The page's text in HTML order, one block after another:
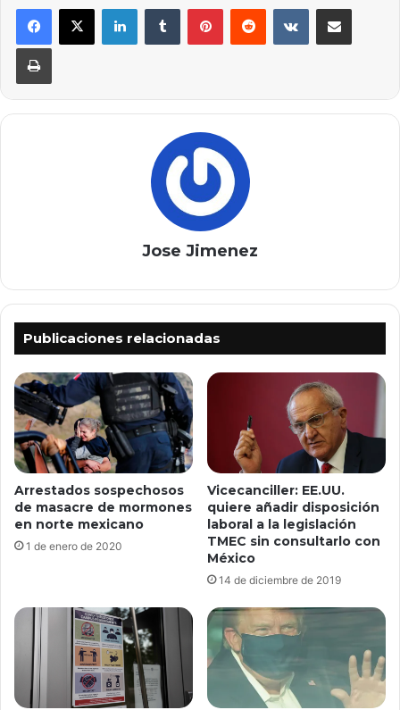
LinkedInTumblr PinterestReddit VKontakteCompartir por correo
Imprimir
Jose Jimenez
Publicaciones relacionadas
Arrestados sospechosos
de masacre de mormones
en norte mexicano
1 de enero de 2020
Vicecanciller: EE.UU.
quiere añadir disposición
laboral a la legislación
TMEC sin consultarlo con
México
14 de diciembre de 2019